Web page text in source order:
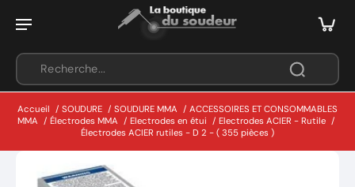
Accueil / SOUDURE / SOUDURE MMA / ACCESSOIRES ET CONSOMMABLES
MMA / Électrodes MMA / Electrodes en étui / Electrodes ACIER - Rutile /
Électrodes ACIER rutiles - D 2 - ( 355 pièces )